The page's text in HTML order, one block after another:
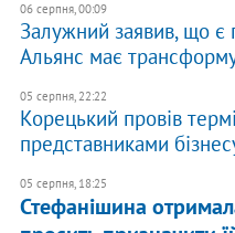
06 серпня, 00:09
Залужний заявив, що
Альянс має
05 серпня, 22:22
Корецький провів
представниками
05 серпня, 18:25
Стефанішина